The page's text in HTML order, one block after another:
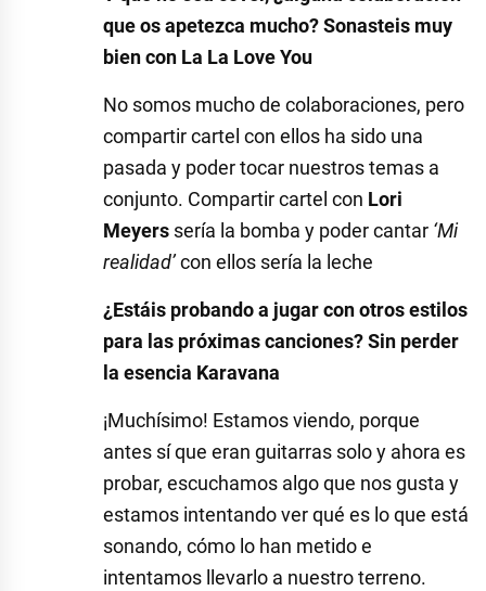
que os apetezca mucho? Sonasteis muy
bien con La La Love You
No somos mucho de colaboraciones, pero
compartir cartel con ellos ha sido una
pasada y poder tocar nuestros temas a
conjunto. Compartir cartel con Lori
Meyers sería la bomba y poder cantar ‘Mi
realidad’con ellos sería la leche
¿Estáis probando a jugar con otros estilos
para las próximas canciones? Sin perder
la esencia Karavana
¡Muchísimo! Estamos viendo, porque
antes sí que eran guitarras solo y ahora es
probar, escuchamos algo que nos gusta y
estamos intentando ver qué es lo que está
sonando, cómo lo han metido e
intentamos llevarlo a nuestro terreno.